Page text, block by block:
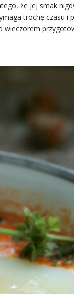
że jej smak
trochę czasu i
wieczorem